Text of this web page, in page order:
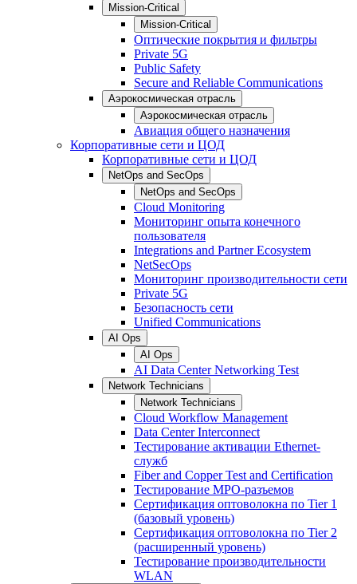
Mission-Critical
Mission-Critical
Оптические покрытия и фильтры
Private 5G
Public Safety
Secure and Reliable Communications
Аэрокосмическая отрасль
Аэрокосмическая отрасль
Авиация общего назначения
Корпоративные сети и ЦОД
Корпоративные сети и ЦОД
NetOps and SecOps
NetOps and SecOps
Cloud Monitoring
Мониторинг опыта конечного
пользователя
Integrations and Partner Ecosystem
NetSecOps
Мониторинг производительности сети
Private 5G
Безопасность сети
Unified Communications
AI Ops
AI Ops
AI Data Center Networking Test
Network Technicians
Network Technicians
Cloud Workflow Management
Data Center Interconnect
Тестирование активации Ethernet-
служб
Fiber and Copper Test and Certification
Тестирование МРО-разъемов
Сертификация оптоволокна по Tier 1
(базовый уровень)
Сертификация оптоволокна по Tier 2
(расширенный уровень)
Тестирование производительности
WLAN